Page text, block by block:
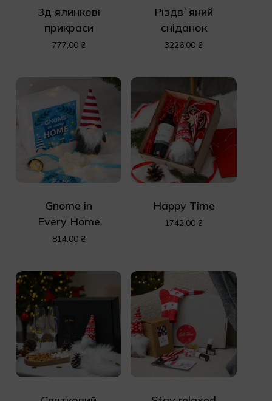
У кошику немає
товарів.
До Магазину
3д ялинкові
прикраси
777,00 ₴
Різдв`яний
сніданок
3226,00 ₴
Gnome in
Every Home
814,00 ₴
Happy Time
1742,00 ₴